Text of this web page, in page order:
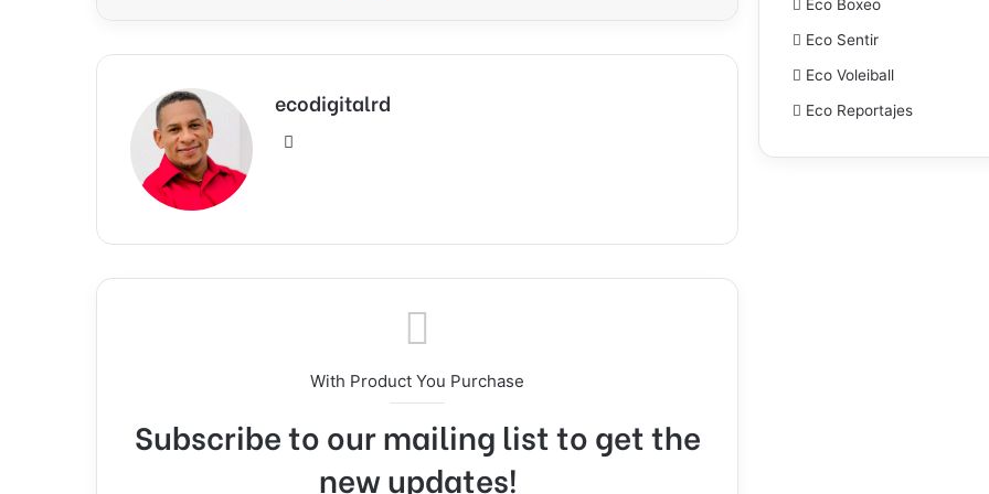
ecodigitalrd
With Product You Purchase
Subscribe to our mailing list to get the
new updates!
Eco Boxeo
Eco Sentir
Eco Voleiball
Eco Reportajes